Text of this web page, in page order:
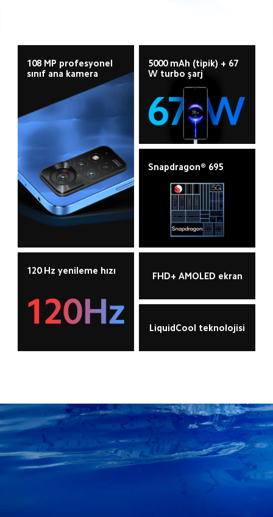
108 MP profesyonel
sınıf ana kamera
120 Hz yenileme hızı
5000 mAh (tipik) + 67
W turbo şarj
Snapdragon® 695
FHD+ AMOLED ekran
LiquidCool teknolojisi